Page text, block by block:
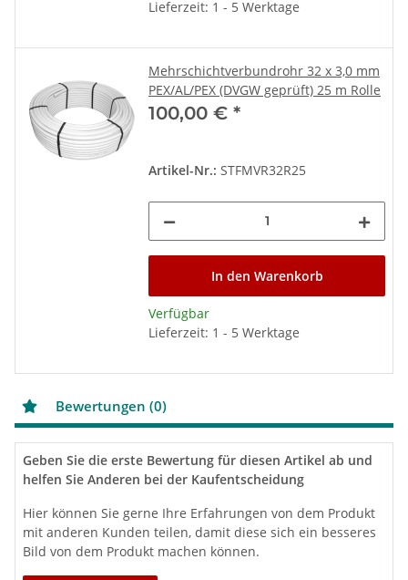
Lieferzeit: 1 - 5 Werktage
Mehrschichtverbundrohr 32 x 3,0 mm
PEX/AL/PEX (DVGW geprüft) 25 m Rolle
100,00 € *
Artikel-Nr.: STFMVR32R25
In den Warenkorb
Verfügbar
Lieferzeit: 1 - 5 Werktage
Bewertungen (0)
Geben Sie die erste Bewertung für diesen Artikel ab und
helfen Sie Anderen bei der Kaufentscheidung
Hier können Sie gerne Ihre Erfahrungen von dem Produkt
mit anderen Kunden teilen, damit diese sich ein besseres
Bild von dem Produkt machen können.